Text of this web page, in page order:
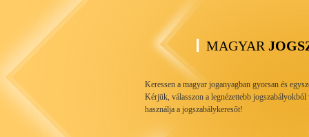
MAGYAR
Keressen a magyar joganyagban gyorsan és
Kérjük, válasszon a legnézettebb jogszabályokból
használja a jogszabálykeresőt!